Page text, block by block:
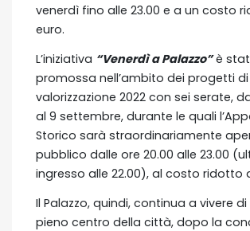
venerdì fino alle 23.00 e a un costo
euro.
L’iniziativa “Venerdì a Palazzo”è
promossa nell’ambito dei progetti di
valorizzazione 2022 con sei serate,
al 9 settembre, durante le quali
Storico sarà straordinariamente
pubblico dalle ore 20.00 alle 23.00
ingresso alle 22.00), al costo ridotto
Il Palazzo, quindi, continua a vivere di
pieno centro della città, dopo la